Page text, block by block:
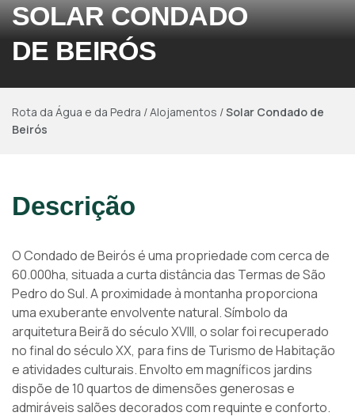
SOLAR CONDADO
DE BEIRÓS
Rota da Água e da Pedra /Alojamentos /Solar Condado de
Beirós
Descrição
O Condado de Beirós é uma propriedade com cerca de
60.000ha, situada a curta distância das Termas de São
Pedro do Sul. A proximidade à montanha proporciona
uma exuberante envolvente natural. Símbolo da
arquitetura Beirã do século XVIII, o solar foi recuperado
no final do século XX, para fins de Turismo de Habitação
e atividades culturais. Envolto em magníficos jardins
dispõe de 10 quartos de dimensões generosas e
admiráveis salões decorados com requinte e conforto.